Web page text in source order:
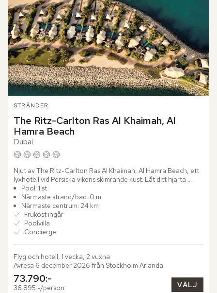
STRÄNDER
The Ritz-Carlton Ras Al Khaimah, Al
Hamra Beach
Dubai
Njut av The Ritz-Carlton Ras Al Khaimah, Al Hamra Beach, ett
lyxhotell vid Persiska vikens skimrande kust. Låt ditt hjärta
sjunga i takt med vågornas brus när du träder in i detta...
Pool: 1 st
Närmaste strand/bad: 0 m
Närmaste centrum: 24 km
Frukost ingår
Poolvilla
Concierge
Flyg och hotell, 1 vecka, 2 vuxna
Avresa 6 december 2026 från Stockholm Arlanda
73.790:-
36.895:-/person VÄLJ